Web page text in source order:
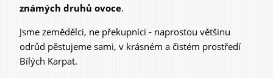
známých druhů ovoce.
Jsme zemědělci, ne překupníci - naprostou většinu
odrůd pěstujeme sami, v krásném a čistém prostředí
Bílých Karpat.